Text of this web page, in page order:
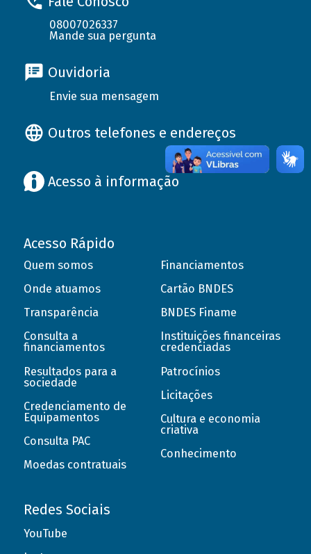
08007026337
Mande sua pergunta
Ouvidoria
Envie sua mensagem
Outros telefones e endereços
Acesso à informação
Acesso Rápido
Quem somos
Onde atuamos
Transparência
Consulta a
financiamentos
Resultados para a
sociedade
Credenciamento de
Equipamentos
Consulta PAC
Moedas contratuais
Financiamentos
Cartão BNDES
BNDES Finame
Instituições financeiras
credenciadas
Patrocínios
Licitações
Cultura e economia
criativa
Conhecimento
Redes Sociais
YouTube